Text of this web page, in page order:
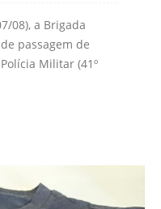
08), a Brigada
passagem de
Militar (41º